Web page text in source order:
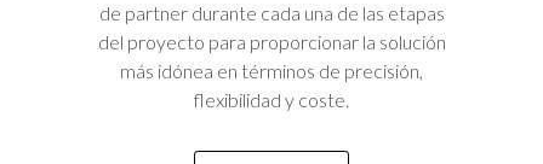
de partner durante cada una de las etapas
del proyecto para proporcionar la solución
más idónea en términos de precisión,
flexibilidad y coste.